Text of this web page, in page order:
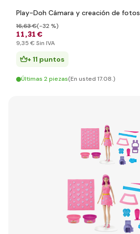
Play-Doh Cámara y creación de fotos
11,31 €
16,63 €(-32 %)
9,35 € Sin IVA
+ 11 puntos
Últimas 2 piezas(En usted 17.08.)